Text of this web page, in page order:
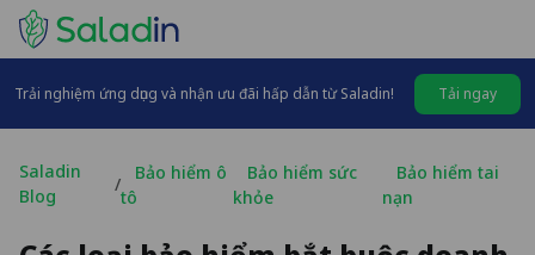
Trải nghiệm ứng dụng và nhận ưu đãi hấp dẫn từ Saladin! Tải ngay
Saladin
Blog
/ Bảo hiểm ô
tô
Bảo hiểm sức
khỏe
Bảo hiểm tai
nạn